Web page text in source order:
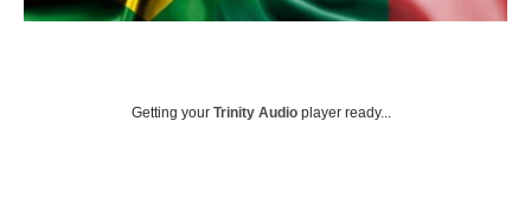
Getting your Trinity Audio player ready...